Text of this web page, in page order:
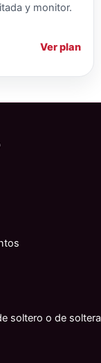
y monitor.
Ver plan
soltero o de soltera